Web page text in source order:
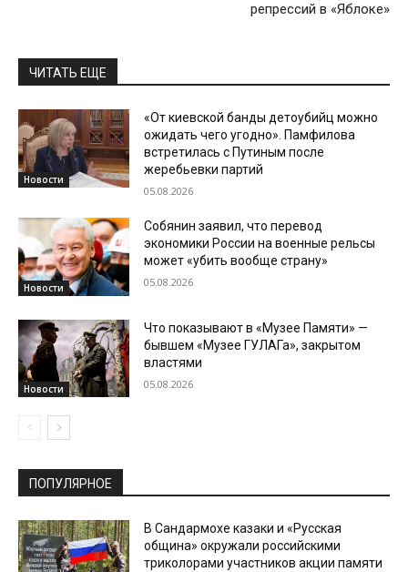
репрессий в «Яблоке»
ЧИТАТЬ ЕЩЕ
Новости
«От киевской банды детоубийц можно
ожидать чего угодно». Памфилова
встретилась с Путиным после
жеребьевки партий
05.08.2026
Новости
Собянин заявил, что перевод
экономики России на военные рельсы
может «убить вообще страну»
05.08.2026
Новости
Что показывают в «Музее Памяти» —
бывшем «Музее ГУЛАГа», закрытом
властями
05.08.2026
ПОПУЛЯРНОЕ
В Сандармохе казаки и «Русская
община» окружали российскими
триколорами участников акции памяти